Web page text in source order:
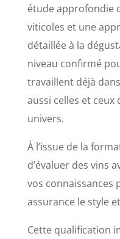
étude approfondie
viticoles et une
détaillée à la
niveau confirmé
travaillent déjà
aussi celles et
univers.
À l’issue de la
d’évaluer des vins
vos connaissances
assurance le style
Cette qualification